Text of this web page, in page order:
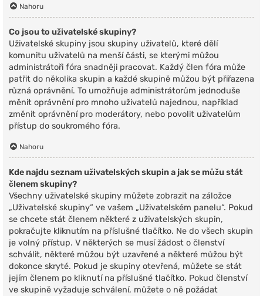
Nahoru
Co jsou to uživatelské skupiny?
Uživatelské skupiny jsou skupiny uživatelů, které dělí
komunitu uživatelů na menší části, se kterými můžou
administrátoři fóra snadněji pracovat. Každý člen fóra může
patřit do několika skupin a každé skupině můžou být přiřazena
různá oprávnění. To umožňuje administrátorům jednoduše
měnit oprávnění pro mnoho uživatelů najednou, například
změnit oprávnění pro moderátory, nebo povolit uživatelům
přístup do soukromého fóra.
Nahoru
Kde najdu seznam uživatelských skupin a jak se můžu stát
členem skupiny?
Všechny uživatelské skupiny můžete zobrazit na záložce
„Uživatelské skupiny“ ve vašem „Uživatelském panelu“. Pokud
se chcete stát členem některé z uživatelských skupin,
pokračujte kliknutím na příslušné tlačítko. Ne do všech skupin
je volný přístup. V některých se musí žádost o členství
schválit, některé můžou být uzavřené a některé můžou být
dokonce skryté. Pokud je skupiny otevřená, můžete se stát
jejím členem po kliknutí na příslušné tlačítko. Pokud členství
ve skupině vyžaduje schválení, můžete o ně požádat